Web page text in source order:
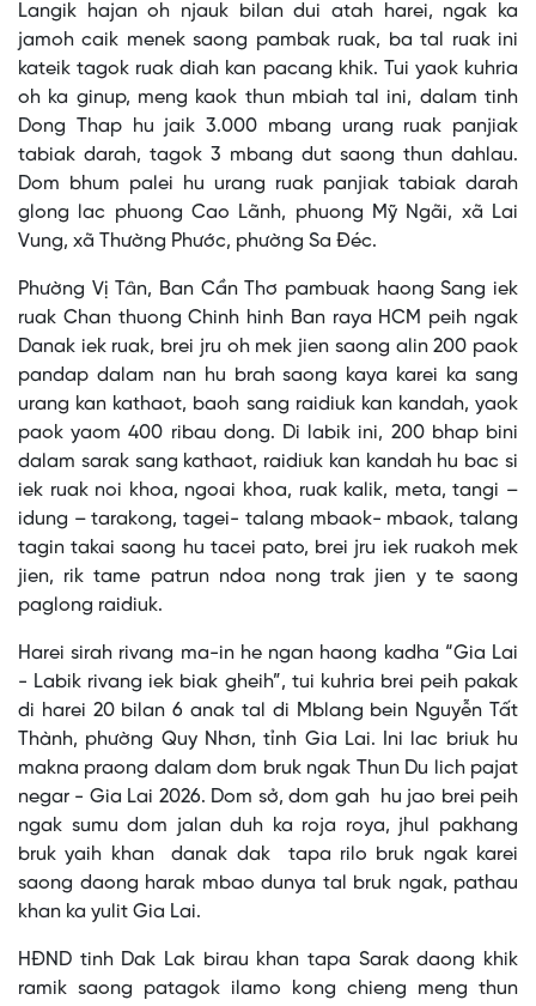
Langik hajan oh njauk bilan dui atah harei, ngak ka
jamoh caik menek saong pambak ruak, ba tal ruak ini
kateik tagok ruak diah kan pacang khik. Tui yaok kuhria
oh ka ginup, meng kaok thun mbiah tal ini, dalam tinh
Dong Thap hu jaik 3.000 mbang urang ruak panjiak
tabiak darah, tagok 3 mbang dut saong thun dahlau.
Dom bhum palei hu urang ruak panjiak tabiak darah
glong lac phuong Cao Lãnh, phuong Mỹ Ngãi, xã Lai
Vung, xã Thường Phước, phường Sa Đéc.
Phường Vị Tân, Ban Cần Thơ pambuak haong Sang iek
ruak Chan thuong Chinh hinh Ban raya HCM peih ngak
Danak iek ruak, brei jru oh mek jien saong alin 200 paok
pandap dalam nan hu brah saong kaya karei ka sang
urang kan kathaot, baoh sang raidiuk kan kandah, yaok
paok yaom 400 ribau dong. Di labik ini, 200 bhap bini
dalam sarak sang kathaot, raidiuk kan kandah hu bac si
iek ruak noi khoa, ngoai khoa, ruak kalik, meta, tangi –
idung – tarakong, tagei- talang mbaok- mbaok, talang
tagin takai saong hu tacei pato, brei jru iek ruakoh mek
jien, rik tame patrun ndoa nong trak jien y te saong
paglong raidiuk.
Harei sirah rivang ma-in he ngan haong kadha “Gia Lai
- Labik rivang iek biak gheih”, tui kuhria brei peih pakak
di harei 20 bilan 6 anak tal di Mblang bein Nguyễn Tất
Thành, phường Quy Nhơn, tỉnh Gia Lai. Ini lac briuk hu
makna praong dalam dom bruk ngak Thun Du lich pajat
negar - Gia Lai 2026. Dom sở, dom gah hu jao brei peih
ngak sumu dom jalan duh ka roja roya, jhul pakhang
bruk yaih khan danak dak tapa rilo bruk ngak karei
saong daong harak mbao dunya tal bruk ngak, pathau
khan ka yulit Gia Lai.
HĐND tinh Dak Lak birau khan tapa Sarak daong khik
ramik saong patagok ilamo kong chieng meng thun